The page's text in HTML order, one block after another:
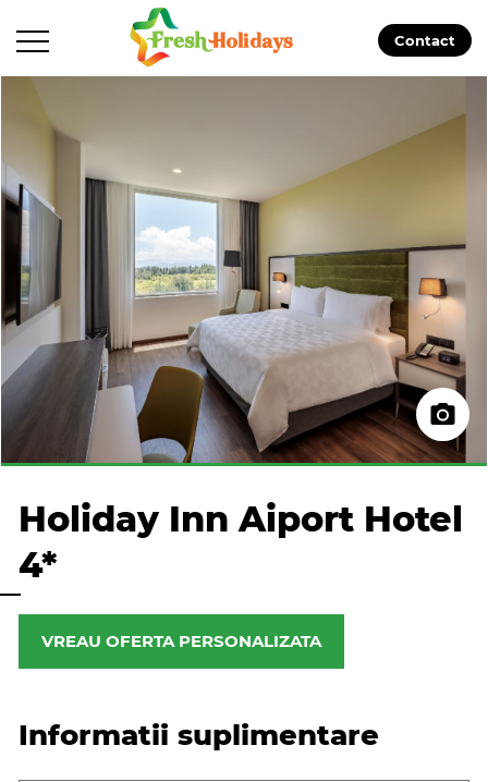
Contact
Holiday Inn Aiport Hotel
4*
VREAU OFERTA PERSONALIZATA
Informatii suplimentare